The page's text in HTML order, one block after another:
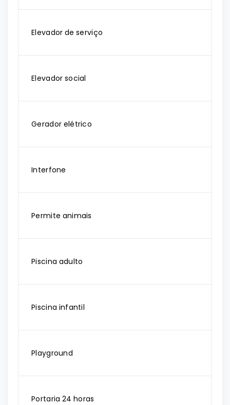
Elevador de serviço
Elevador social
Gerador elétrico
Interfone
Permite animais
Piscina adulto
Piscina infantil
Playground
Portaria 24 horas